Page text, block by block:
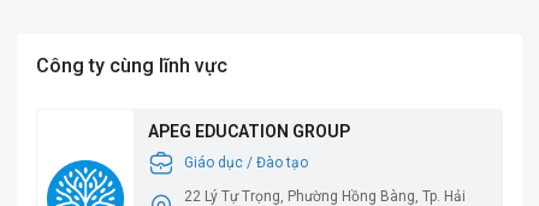
Công ty cùng lĩnh vực
APEG EDUCATION GROUP
Giáo dục / Đào tạo
22 Lý Tự Trọng, Phường Hồng Bàng, Tp. Hải